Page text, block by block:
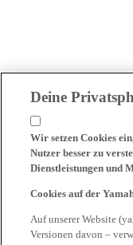
Deine
Wir setzen Cookies
Nutzer besser zu
Dienstleistungen und
Cookies auf der
Auf unserer Website
Versionen davon –